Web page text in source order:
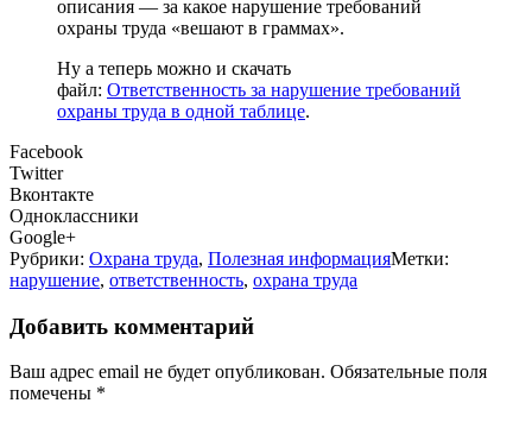
описания — за какое нарушение требований
охраны труда «вешают в граммах».
Ну а теперь можно и скачать
файл: Ответственность за нарушение требований
охраны труда в одной таблице.
Facebook
Twitter
Вконтакте
Одноклассники
Google+
Рубрики: Охрана труда, Полезная информацияМетки:
нарушение, ответственность, охрана труда
Добавить комментарий
Ваш адрес email не будет опубликован. Обязательные поля
помечены *